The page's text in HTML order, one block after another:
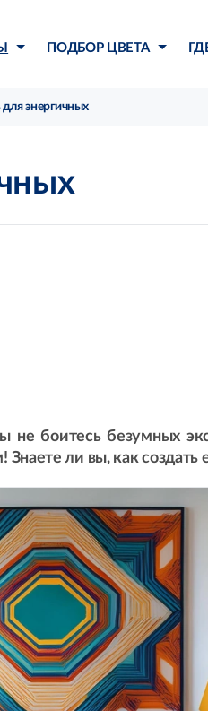
ПОДБОР ЦВЕТА
для энергичных
не боитесь безумных
ли вы, как создать